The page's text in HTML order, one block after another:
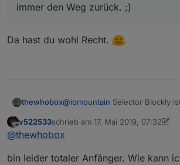
immer den Weg zurück. ;)
Da hast du wohl Recht.
thewhobox@iomountain Selector Blockly
Offline
v522533schrieb am 17. Mai 2019, 07:32
zuletzt editiert von v522533
@thewhobox
bin leider totaler Anfänger. Wie kann